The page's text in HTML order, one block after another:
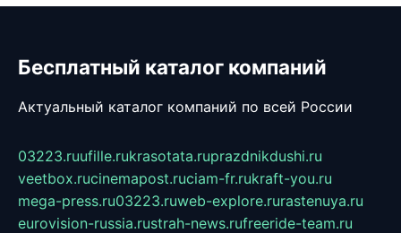
Бесплатный каталог компаний
Актуальный каталог компаний по всей России
03223.ruufille.rukrasotata.ruprazdnikdushi.ru
veetbox.rucinemapost.ruciam-fr.rukraft-you.ru
mega-press.ru03223.ruweb-explore.rurastenuya.ru
eurovision-russia.rustrah-news.rufreeride-team.ru